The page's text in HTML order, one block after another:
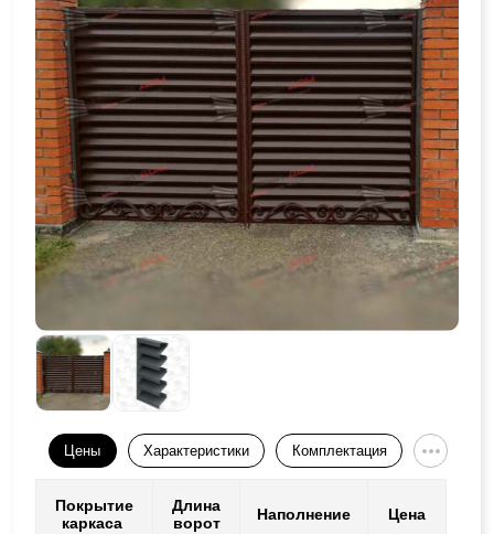
Цены Характеристики Комплектация
Покрытие
каркаса
Длина
ворот
Наполнение Цена